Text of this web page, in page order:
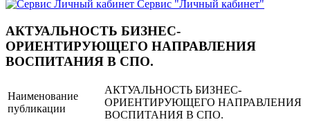
Сервис "Личный кабинет"
АКТУАЛЬНОСТЬ БИЗНЕС-
ОРИЕНТИРУЮЩЕГО НАПРАВЛЕНИЯ
ВОСПИТАНИЯ В СПО.
Наименование
публикации
АКТУАЛЬНОСТЬ БИЗНЕС-
ОРИЕНТИРУЮЩЕГО НАПРАВЛЕНИЯ
ВОСПИТАНИЯ В СПО.